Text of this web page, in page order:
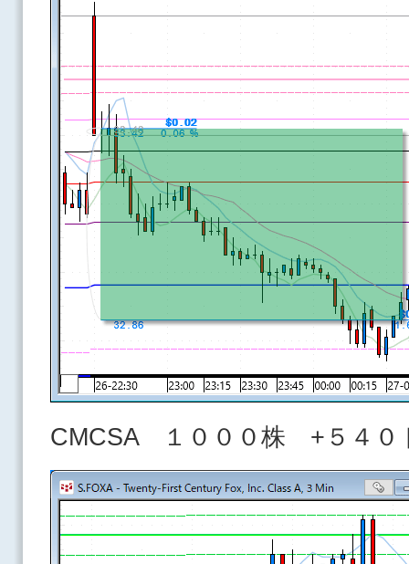
CMCSA １０００株 +５４０